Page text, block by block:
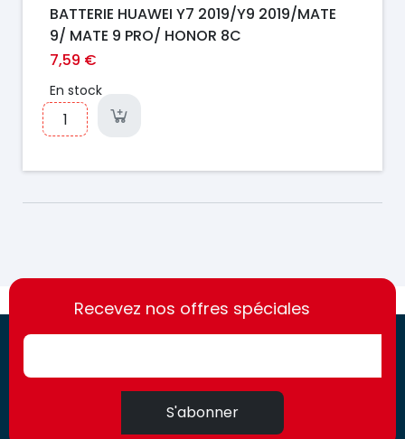
BATTERIE HUAWEI Y7 2019/Y9 2019/MATE
9/ MATE 9 PRO/ HONOR 8C
7,59 €
En stock
https://france-
access.fr
https://france-
access.fr
Recevez nos offres spéciales
S'abonner